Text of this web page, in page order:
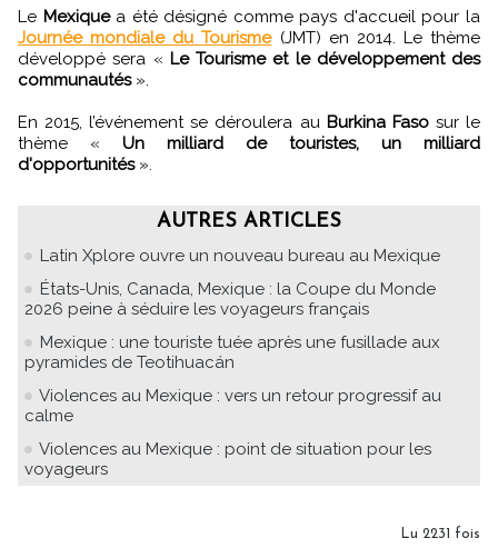
Le Mexiquea été désigné comme pays d'accueil pour la
Journée mondiale du Tourisme(JMT) en 2014. Le thème
développé sera « Le Tourisme et le développement des
communautés».
En 2015, l’événement se déroulera au Burkina Fasosur le
thème « Un milliard de touristes, un milliard
d'opportunités».
AUTRES ARTICLES
Latin Xplore ouvre un nouveau bureau au Mexique
États-Unis, Canada, Mexique : la Coupe du Monde
2026 peine à séduire les voyageurs français
Mexique : une touriste tuée après une fusillade aux
pyramides de Teotihuacán
Violences au Mexique : vers un retour progressif au
calme
Violences au Mexique : point de situation pour les
voyageurs
Lu 2231 fois